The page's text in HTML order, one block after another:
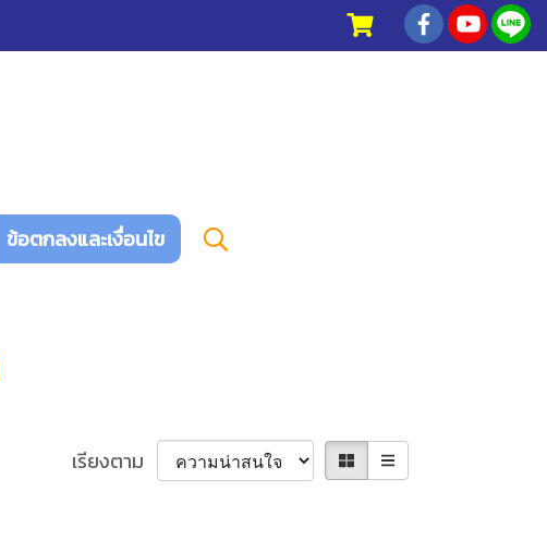
ข้อตกลงและเงื่อนไข
เรียงตาม